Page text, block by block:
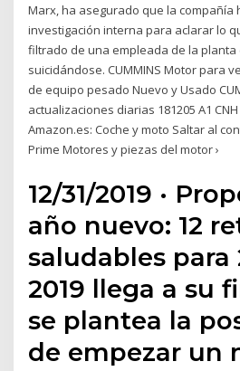
Marx, ha asegurado que la compañía
investigación interna para aclarar lo
filtrado de una empleada de la
suicidándose. CUMMINS Motor para
de equipo pesado Nuevo y Usado
actualizaciones diarias 181205 A1
Amazon.es: Coche y moto Saltar al
Prime Motores y piezas del motor ›
12/31/2019 ·
año nuevo: 12
saludables para
2019 llega a su
se plantea la
de empezar un